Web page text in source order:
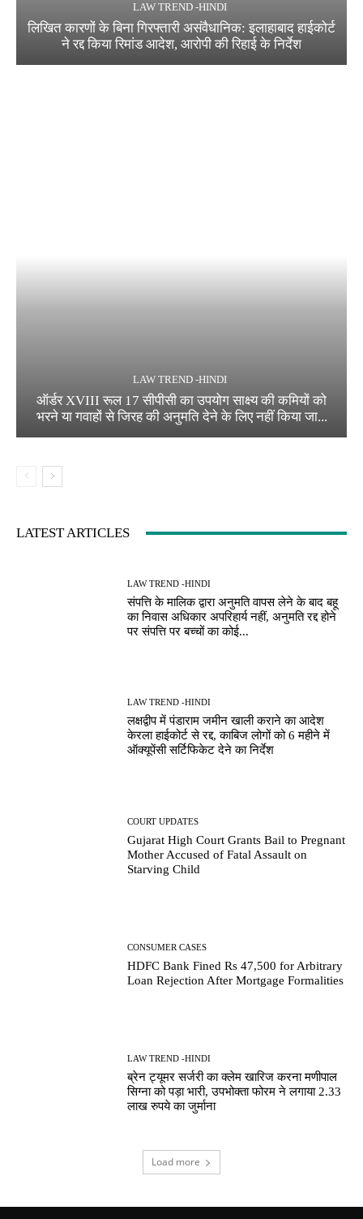
LAW TREND -HINDI
लिखित कारणों के बिना गिरफ्तारी असंवैधानिक: इलाहाबाद हाईकोर्ट
ने रद्द किया रिमांड आदेश, आरोपी की रिहाई के निर्देश
LAW TREND -HINDI
ऑर्डर XVIII रूल 17 सीपीसी का उपयोग साक्ष्य की कमियों को
भरने या गवाहों से जिरह की अनुमति देने के लिए नहीं किया जा...
LATEST ARTICLES
LAW TREND -HINDI
संपत्ति के मालिक द्वारा अनुमति वापस लेने के बाद बहू
का निवास अधिकार अपरिहार्य नहीं, अनुमति रद्द होने
पर संपत्ति पर बच्चों का कोई...
LAW TREND -HINDI
लक्षद्वीप में पंडाराम जमीन खाली कराने का आदेश
केरला हाईकोर्ट से रद्द, काबिज लोगों को 6 महीने में
ऑक्यूपेंसी सर्टिफिकेट देने का निर्देश
COURT UPDATES
Gujarat High Court Grants Bail to Pregnant
Mother Accused of Fatal Assault on
Starving Child
CONSUMER CASES
HDFC Bank Fined Rs 47,500 for Arbitrary
Loan Rejection After Mortgage Formalities
LAW TREND -HINDI
ब्रेन ट्यूमर सर्जरी का क्लेम खारिज करना मणीपाल
सिग्ना को पड़ा भारी, उपभोक्ता फोरम ने लगाया 2.33
लाख रुपये का जुर्माना
Load more